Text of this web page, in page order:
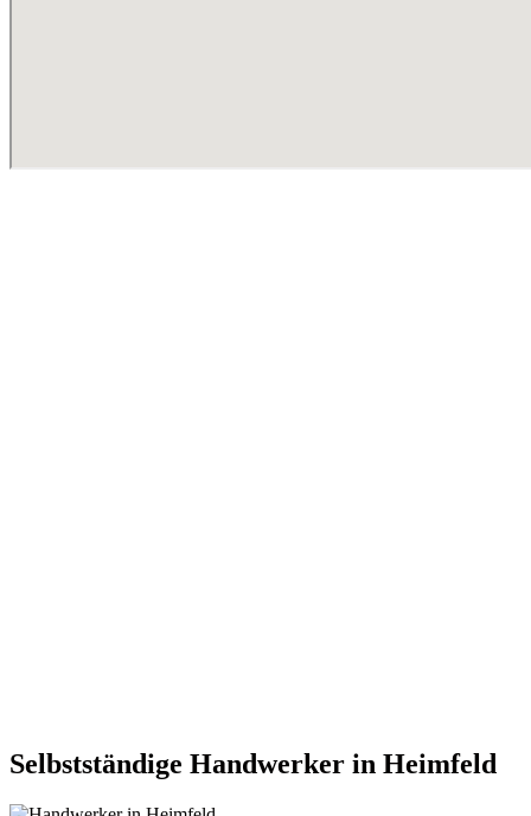
Selbstständige Handwerker in Heimfeld